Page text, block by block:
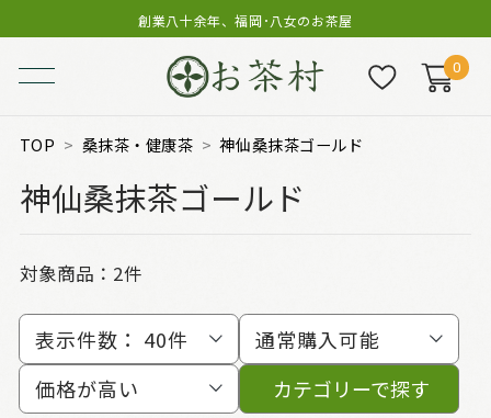
創業八十余年、福岡･八女のお茶屋
0
TOP 桑抹茶・健康茶 神仙桑抹茶ゴールド
神仙桑抹茶ゴールド
対象商品： 2件
表示件数： 40件
通常購入可能
価格が高い
カテゴリーで探す